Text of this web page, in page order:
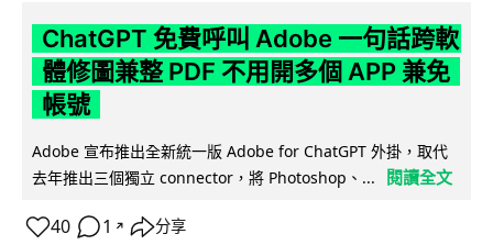
ChatGPT 免費呼叫 Adobe 一句話跨軟
體修圖兼整 PDF 不用開多個 APP 兼免
帳號
Adobe 宣布推出全新統一版 Adobe for ChatGPT 外掛，取代
去年推出三個獨立 connector，將 Photoshop、...
閱讀全文
40 1 ↗ 分享